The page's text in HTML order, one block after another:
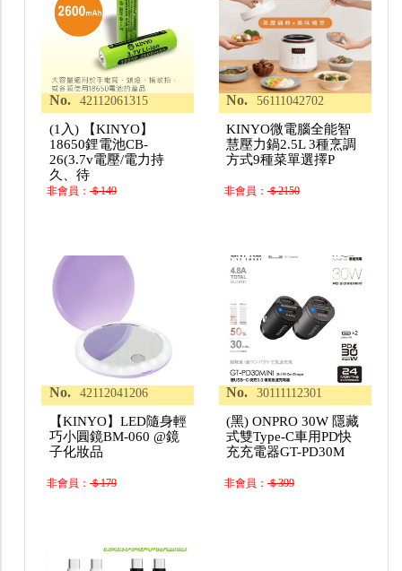
No. 42112061315
(1入) 【KINYO】
18650鋰電池CB-
26(3.7v電壓/電力持
久、待
非會員：＄149
No. 56111042702
KINYO微電腦全能智
慧壓力鍋2.5L 3種烹調
方式9種菜單選擇P
非會員：＄2150
No. 42112041206
【KINYO】LED隨身輕
巧小圓鏡BM-060 @鏡
子化妝品
非會員：＄179
No. 30111112301
(黑) ONPRO 30W 隱藏
式雙Type-C車用PD快
充充電器GT-PD30M
非會員：＄399